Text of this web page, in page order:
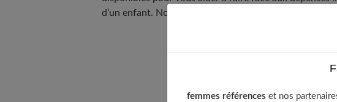
d’un enfant. Nous vous expliquons ici comment
femmes références et nos